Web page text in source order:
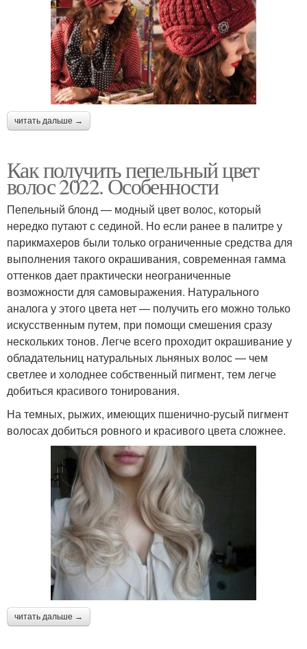
читать дальше →
Как получить пепельный цвет
волос 2022. Особенности
Пепельный блонд — модный цвет волос, который
нередко путают с сединой. Но если ранее в палитре у
парикмахеров были только ограниченные средства для
выполнения такого окрашивания, современная гамма
оттенков дает практически неограниченные
возможности для самовыражения. Натурального
аналога у этого цвета нет — получить его можно только
искусственным путем, при помощи смешения сразу
нескольких тонов. Легче всего проходит окрашивание у
обладательниц натуральных льняных волос — чем
светлее и холоднее собственный пигмент, тем легче
добиться красивого тонирования.
На темных, рыжих, имеющих пшенично-русый пигмент
волосах добиться ровного и красивого цвета сложнее.
читать дальше →